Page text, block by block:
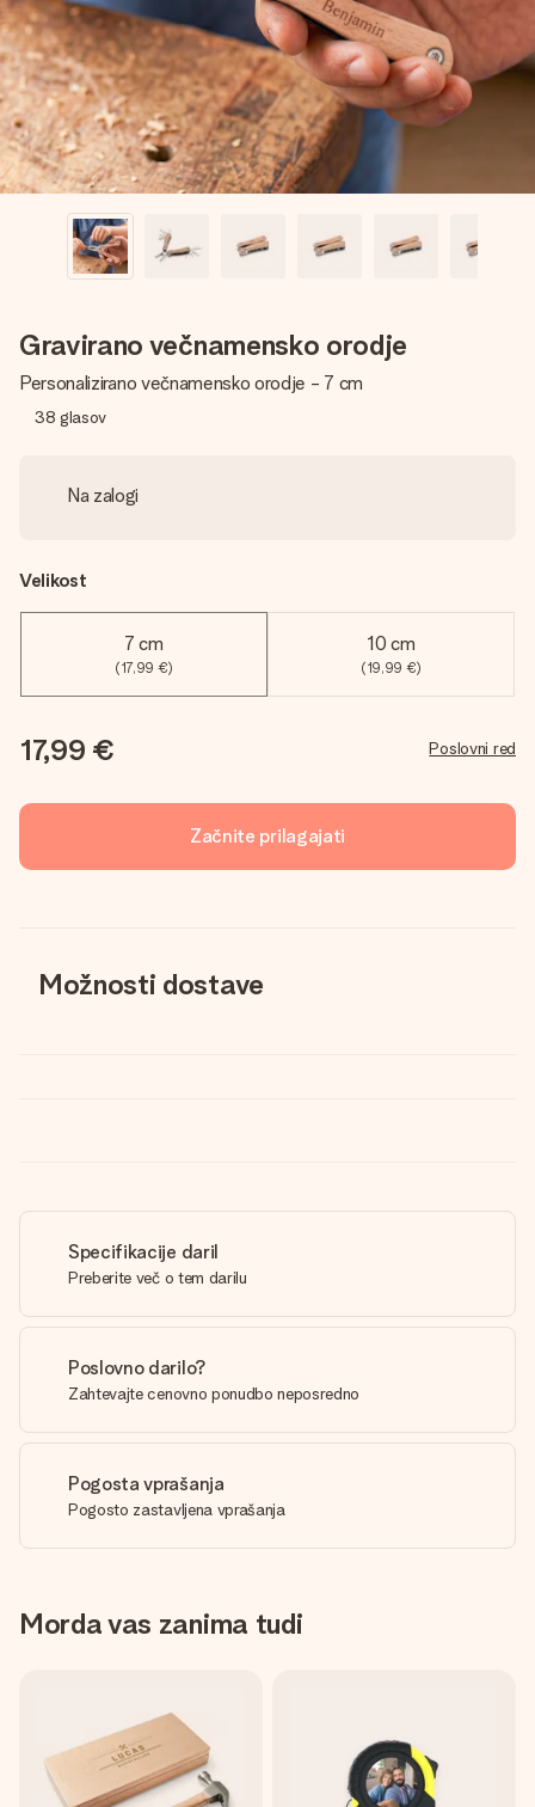
V nekaj preprostih korakih ustvari nekaj edinstvenega – z
njenim imenom, tvojo fotografijo ali sporočilom, ki ogreje
srce. Brez zapletov, le vsa ljubezen za ta trenutek.
Gravirano večnamensko orodje
Personalizirano večnamensko orodje - 7 cm
38 glasov
Na zalogi
Velikost
7 cm
(17,99 €)
10 cm
(19,99 €)
17,99 € Poslovni red
Začnite prilagajati
Možnosti dostave
Specifikacije daril
Preberite več o tem darilu
Poslovno darilo?
Zahtevajte cenovno ponudbo neposredno
Pogosta vprašanja
Pogosto zastavljena vprašanja
Morda vas zanima tudi